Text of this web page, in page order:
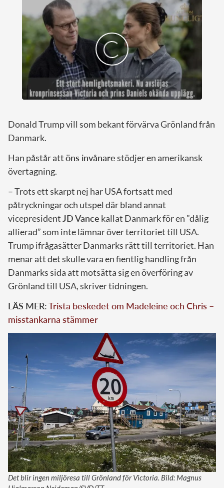
Donald Trump vill som bekant förvärva Grönland från
Danmark.
Han påstår attöns invånarestödjer en amerikansk
övertagning.
– Trots ett skarpt nej har USA fortsatt med
påtryckningar och utspel där bland annat
vicepresidentJD Vance kallat Danmark för en ”dålig
allierad” som inte lämnar över territoriet till USA.
Trump ifrågasätter Danmarks rätt till territoriet. Han
menar att det skulle vara en fientlig handling från
Danmarks sida att motsätta sig en överföring av
Grönland till USA, skriver tidningen.
LÄS MER:Trista beskedet om Madeleine och Chris –
misstankarna stämmer
Det blir ingen miljöresa till Grönland för Victoria. Bild: Magnus